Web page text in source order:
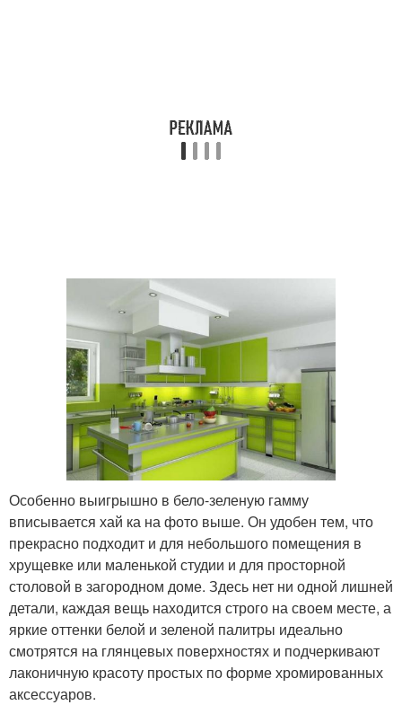
Особенно выигрышно в бело-зеленую гамму
вписывается хай ка на фото выше. Он удобен тем, что
прекрасно подходит и для небольшого помещения в
хрущевке или маленькой студии и для просторной
столовой в загородном доме. Здесь нет ни одной лишней
детали, каждая вещь находится строго на своем месте, а
яркие оттенки белой и зеленой палитры идеально
смотрятся на глянцевых поверхностях и подчеркивают
лаконичную красоту простых по форме хромированных
аксессуаров.